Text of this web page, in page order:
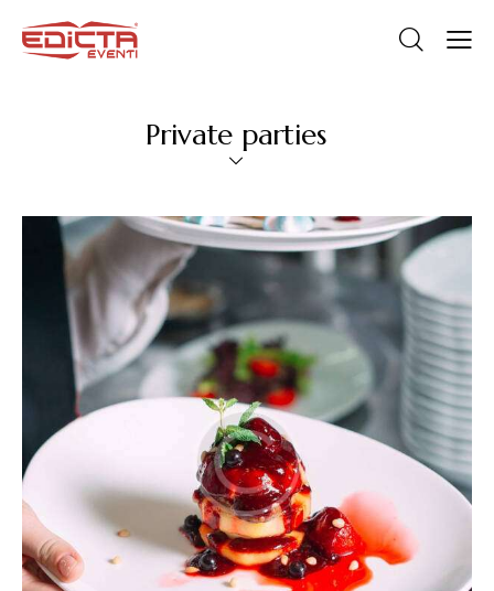
Private parties